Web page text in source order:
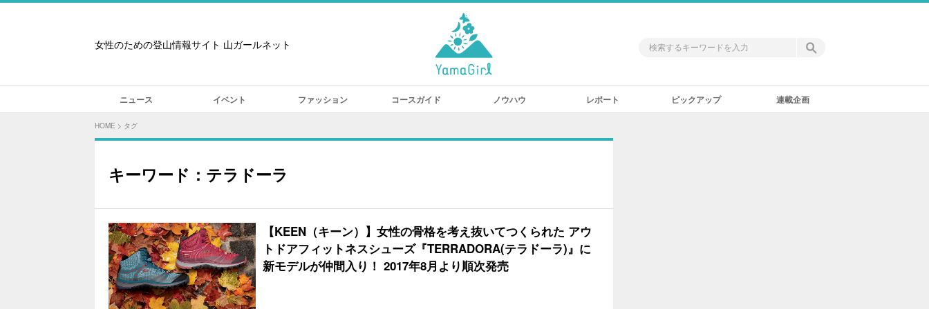
女性のための登山情報サイト 山ガールネット
ニュース イベント ファッション コースガイド ノウハウ レポート ピックアップ 連載企画
HOME > タグ
キーワード：テラドーラ
【KEEN（キーン）】女性の骨格を考え抜いてつくられた アウ
トドアフィットネスシューズ『TERRADORA(テラドーラ)』に
新モデルが仲間入り！ 2017年8月より順次発売